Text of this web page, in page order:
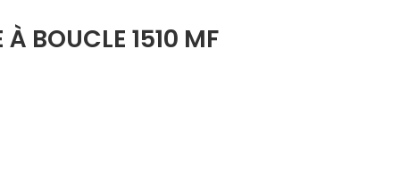
BOUCLE 1510 MF